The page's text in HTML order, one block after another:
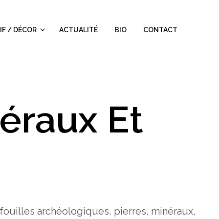
/ DÉCOR ACTUALITÉ BIO CONTACT
Et
archéologiques, pierres, minéraux,